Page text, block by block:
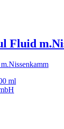
Fluid
ml